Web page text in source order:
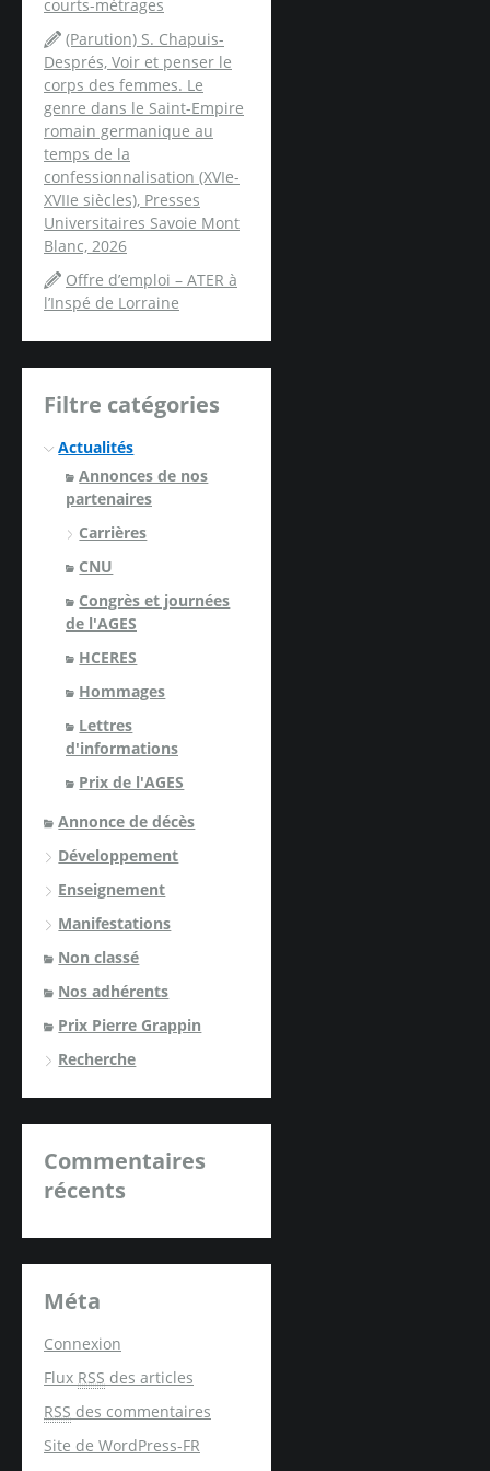
courts-métrages
(Parution) S. Chapuis-
Després, Voir et penser le
corps des femmes. Le
genre dans le Saint-Empire
romain germanique au
temps de la
confessionnalisation (XVIe-
XVIIe siècles), Presses
Universitaires Savoie Mont
Blanc, 2026
Offre d’emploi – ATER à
l’Inspé de Lorraine
Filtre catégories
Actualités
Annonces de nos
partenaires
Carrières
CNU
Congrès et journées
de l'AGES
HCERES
Hommages
Lettres
d'informations
Prix de l'AGES
Annonce de décès
Développement
Enseignement
Manifestations
Non classé
Nos adhérents
Prix Pierre Grappin
Recherche
Commentaires
récents
Méta
Connexion
Flux RSS des articles
RSS des commentaires
Site de WordPress-FR